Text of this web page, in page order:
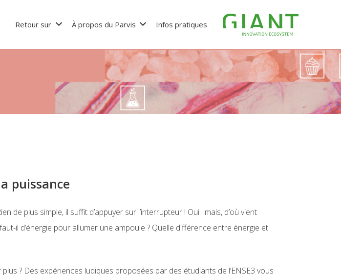
Retour sur À propos du Parvis Infos pratiques
puissance
de plus simple, il suffit d’appuyer sur l’interrupteur ! Oui…mais, d’où vient
il d’énergie pour allumer une ampoule ? Quelle différence entre énergie et
? Des expériences ludiques proposées par des étudiants de l’ENSE3 vous